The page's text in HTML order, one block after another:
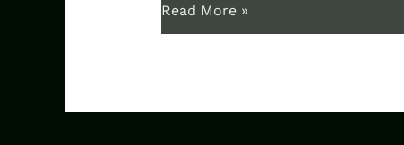
Read More »